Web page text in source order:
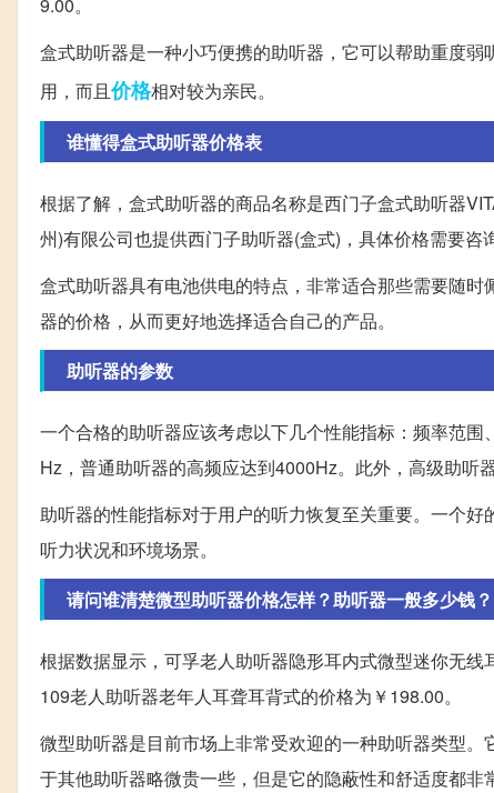
9.00。
盒式助听器是一种小巧便携的助听器，它可以帮助重度
用，而且价格相对较为亲民。
谁懂得盒式助听器价格表
根据了解，盒式助听器的商品名称是西门子盒式助听器
州)有限公司也提供西门子助听器(盒式)，具体价格需要咨
盒式助听器具有电池供电的特点，非常适合那些需要随
器的价格，从而更好地选择适合自己的产品。
助听器的参数
一个合格的助听器应该考虑以下几个性能指标：频率范
Hz，普通助听器的高频应达到4000Hz。此外，高级助听
助听器的性能指标对于用户的听力恢复至关重要。一个
听力状况和环境场景。
请问谁清楚微型助听器价格怎样？助听器一般多少钱？
根据数据显示，可孚老人助听器隐形耳内式微型迷你无
109老人助听器老年人耳聋耳背式的价格为￥198.00。
微型助听器是目前市场上非常受欢迎的一种助听器类型
于其他助听器略微贵一些，但是它的隐蔽性和舒适度都非